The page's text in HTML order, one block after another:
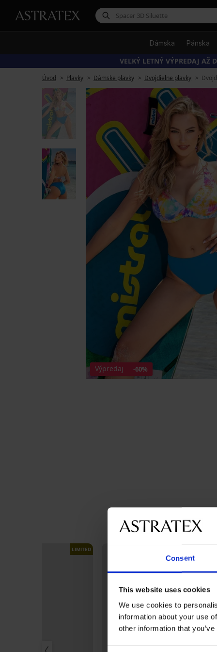
Consent
This website uses cookies
We use cookies to
information about your use
other information that
Dámska Pánska
VEĽKÝ LETNÝ VÝPREDAJ AŽ
Úvod Plavky Dámske plavky Dvojdielne plavky
Výpredaj -60%
LIMITED